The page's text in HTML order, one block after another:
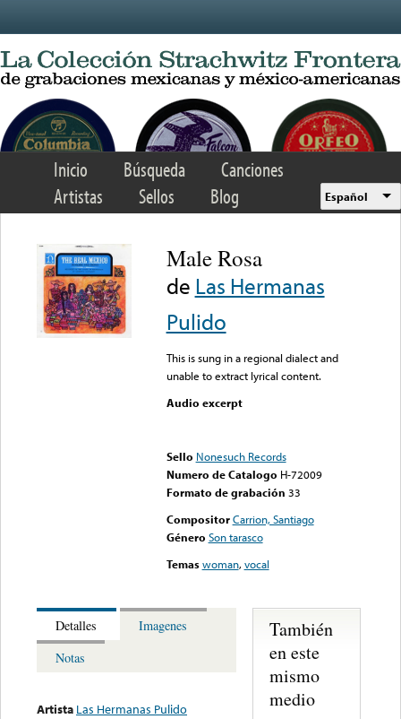
Inicio Búsqueda
Canciones
Artistas
Sellos Blog Español
Male Rosa
de Las Hermanas
Pulido
This is sung in a regional dialect and
unable to extract lyrical content.
Audio excerpt
Sello Nonesuch Records
Numero de Catalogo H-72009
Formato de grabación 33
Compositor Carrion, Santiago
Género Son tarasco
Temas woman,vocal
Detalles
Imagenes
Notas
Artista Las Hermanas Pulido
También
en este
mismo
medio